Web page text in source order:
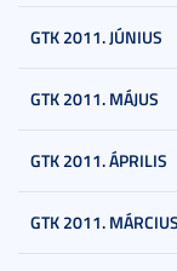
GTK 2011. JÚNIUS
GTK 2011. MÁJUS
GTK 2011. ÁPRILIS
GTK 2011. MÁRCIUS